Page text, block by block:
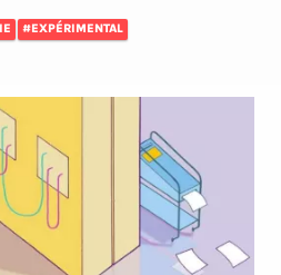
#EXPÉRIMENTAL